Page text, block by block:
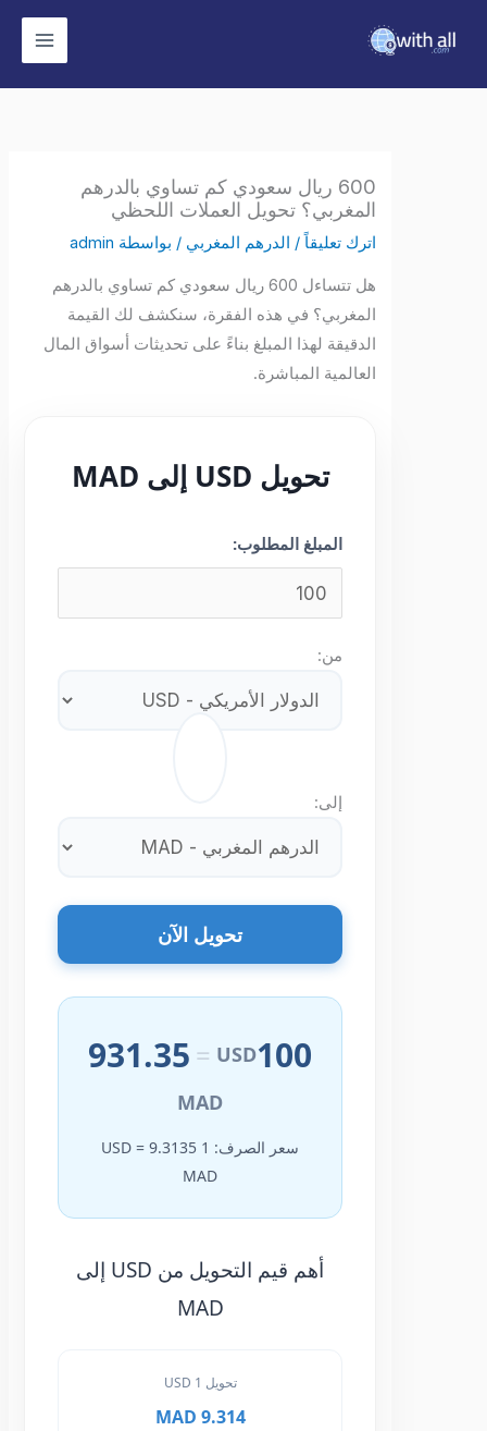
600 ريال سعودي كم تساوي بالدرهم
المغربي؟ تحويل العملات اللحظي
اترك تعليقاً /الدرهم المغربي/ بواسطة admin
هل تتساءل 600 ريال سعودي كم تساوي بالدرهم
المغربي؟ في هذه الفقرة، سنكشف لك القيمة
الدقيقة لهذا المبلغ بناءً على تحديثات أسواق المال
العالمية المباشرة.
تحويل USD إلى MAD
المبلغ المطلوب:
تحويل الآن
100
USD
=
931.35
MAD
سعر الصرف: 1 USD = 9.3135
أهم قيم التحويل من USD إلى
MAD
تحويل 1 USD
9.314 MAD